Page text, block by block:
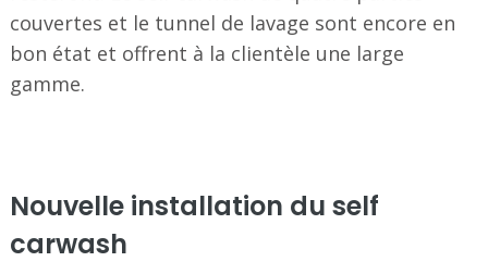
couvertes et le tunnel de lavage sont encore en
bon état et offrent à la clientèle une large
gamme.
Nouvelle installation du self
carwash